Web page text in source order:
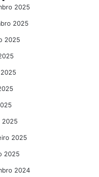
2025
2025
2025
2025
2025
2025
2024